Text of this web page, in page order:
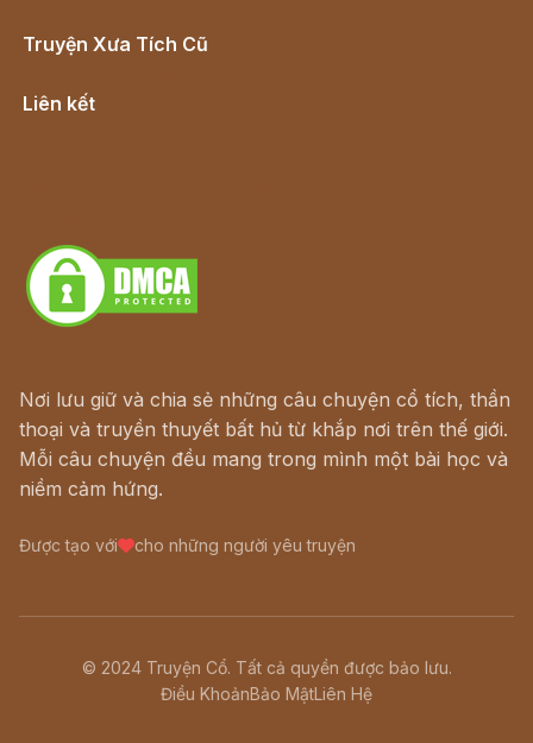
Truyện Xưa Tích Cũ
Liên kết
Nơi lưu giữ và chia sẻ những câu chuyện cổ tích, thần
thoại và truyền thuyết bất hủ từ khắp nơi trên thế giới.
Mỗi câu chuyện đều mang trong mình một bài học và
niềm cảm hứng.
Được tạo với cho những người yêu truyện
© 2024 Truyện Cổ. Tất cả quyền được bảo lưu.
Điều KhoảnBảo MậtLiên Hệ